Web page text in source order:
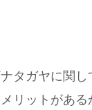
タガヤに関
リットがあ